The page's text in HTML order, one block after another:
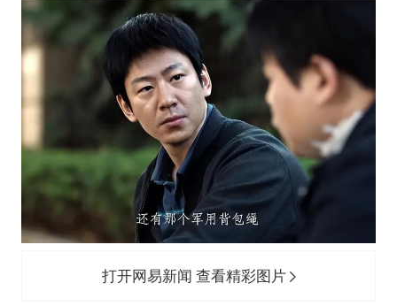
打开网易新闻 查看精彩图片